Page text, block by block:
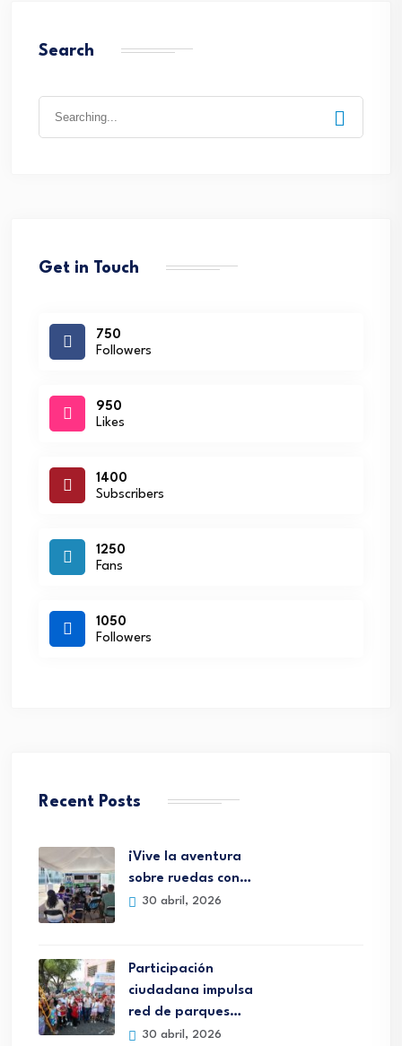
Search
Get in Touch
750
Followers
950
Likes
1400
Subscribers
1250
Fans
1050
Followers
Recent Posts
¡Vive la aventura
sobre ruedas con…
30 abril, 2026
Participación
ciudadana impulsa
red de parques…
30 abril, 2026